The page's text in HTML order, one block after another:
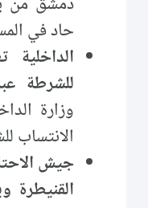
حاد في
للشرطة
وزارة
الانتساب
جيش
القنيطرة